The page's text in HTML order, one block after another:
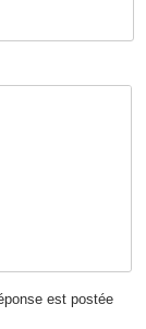
est postée